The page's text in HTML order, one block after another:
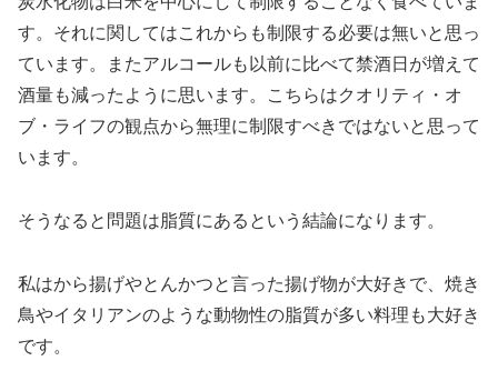
す。それに関してはこれからも制限する必要は無いと思っ
ています。またアルコールも以前に比べて禁酒日が増えて
酒量も減ったように思います。こちらはクオリティ・オ
ブ・ライフの観点から無理に制限すべきではないと思って
います。
そうなると問題は脂質にあるという結論になります。
私はから揚げやとんかつと言った揚げ物が大好きで、焼き
鳥やイタリアンのような動物性の脂質が多い料理も大好き
です。